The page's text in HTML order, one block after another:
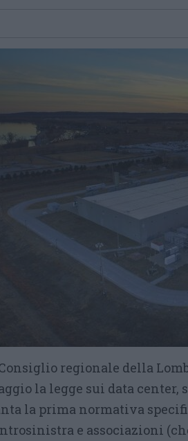
regionale della
la legge sui data center,
la prima normativa
e associazioni